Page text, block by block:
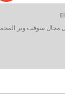
مجال سوفت وير